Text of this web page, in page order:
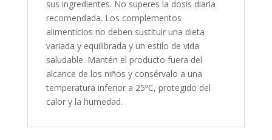
sus ingredientes. No superes la dosis diaria
recomendada. Los complementos
alimenticios no deben sustituir una dieta
variada y equilibrada y un estilo de vida
saludable. Mantén el producto fuera del
alcance de los niños y consérvalo a una
temperatura inferior a 25ºC, protegido del
calor y la humedad.